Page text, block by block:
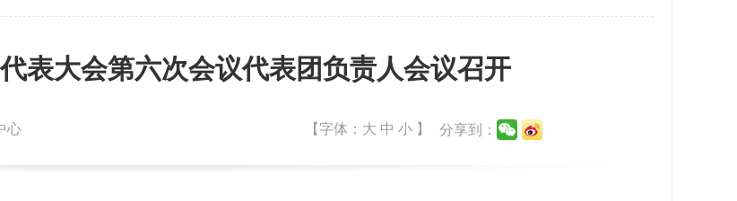
表大会第六次会议代表团负责人会议召开
心 【字体： 大 中 小 】 分享到：